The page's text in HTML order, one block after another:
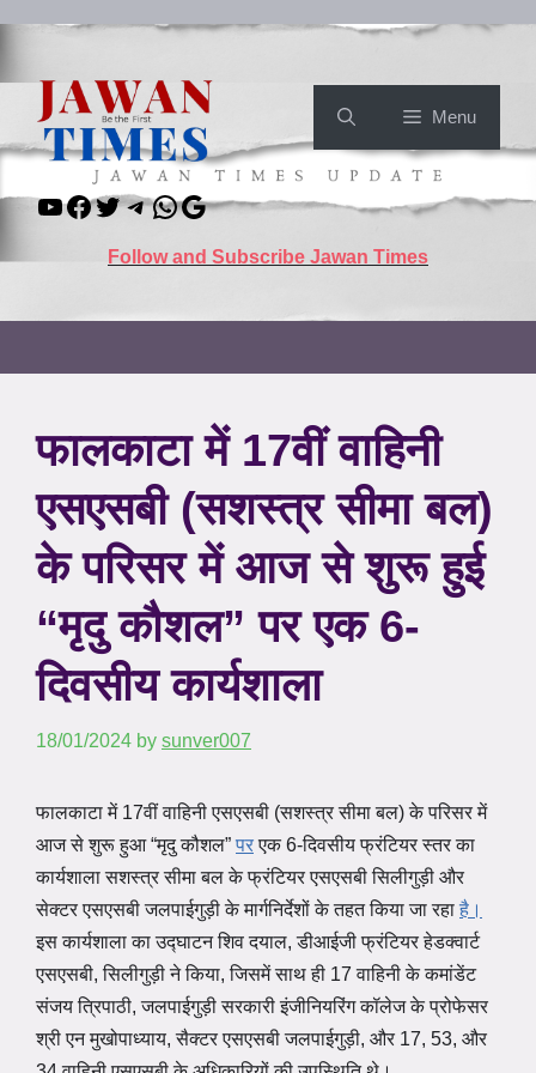
content
Menu
YouTube
Facebook
TwitterTelegram
WhatsApp
Google
Follow and Subscribe Jawan Times
फालकाटा में 17वीं वाहिनी
एसएसबी (सशस्त्र सीमा बल)
के परिसर में आज से शुरू हुई
“मृदु कौशल” पर एक 6-
दिवसीय कार्यशाला
18/01/2024 by sunver007
फालकाटा में 17वीं वाहिनी एसएसबी (सशस्त्र सीमा बल) के परिसर में
आज से शुरू हुआ “मृदु कौशल”परएक 6-दिवसीय फ्रंटियर स्तर का
कार्यशाला सशस्त्र सीमा बल के फ्रंटियर एसएसबी सिलीगुड़ी और
सेक्टर एसएसबी जलपाईगुड़ी के मार्गनिर्देशों के तहत किया जा रहाहै।
इस कार्यशाला का उद्घाटन शिव दयाल, डीआईजी फ्रंटियर हेडक्वार्ट
एसएसबी, सिलीगुड़ी ने किया, जिसमें साथ ही 17 वाहिनी के कमांडेंट
संजय त्रिपाठी, जलपाईगुड़ी सरकारी इंजीनियरिंग कॉलेज के प्रोफेसर
श्री एन मुखोपाध्याय, सैक्टर एसएसबी जलपाईगुड़ी, और 17, 53, और